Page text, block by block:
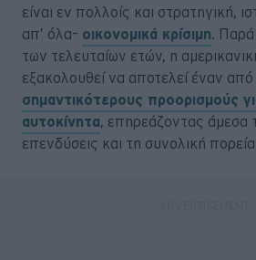
είναι εν πολλοίς και στρατηγική,
απ’ όλα– οικονομικά κρίσιμη. Παρά
των τελευταίων ετών, η
εξακολουθεί να αποτελεί έναν από
σημαντικότερους προορισμούς
αυτοκίνητα, επηρεάζοντας άμεσα
επενδύσεις και τη συνολική